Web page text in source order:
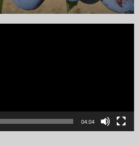
04:04